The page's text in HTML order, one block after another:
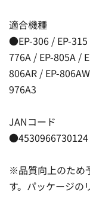
適合機種
●EP-306 / EP-315
776A / EP-805A /
806AR / EP-
976A3
JANコード
●4530966730124
※品質向上のため
す。パッケージの